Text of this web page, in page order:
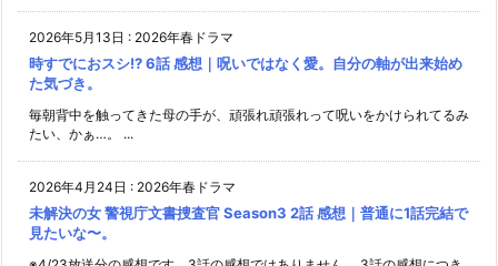
2026年5月13日 : 2026年春ドラマ
時すでにおスシ!? 6話 感想｜呪いではなく愛。自分の軸が出来始め
た気づき。
毎朝背中を触ってきた母の手が、頑張れ頑張れって呪いをかけられてるみ
たい、かぁ…。 ...
2026年4月24日 : 2026年春ドラマ
未解決の女 警視庁文書捜査官 Season3 2話 感想｜普通に1話完結で
見たいな〜。